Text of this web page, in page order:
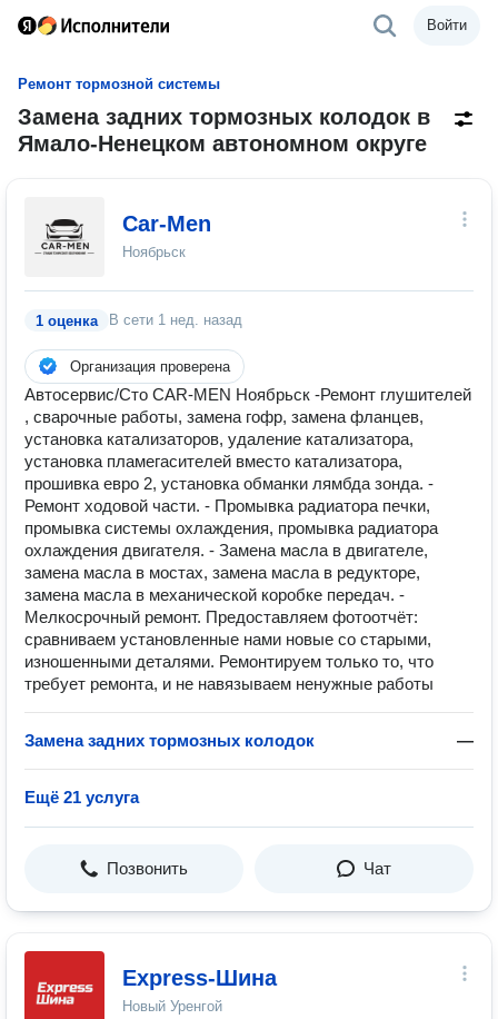
Войти
Ремонт тормозной системы
Замена задних тормозных колодок в
Ямало-Ненецком автономном округе
Car-Men
Ноябрьск
1 оценка В сети 1 нед. назад
Организация проверена
Автосервис/Сто CAR-MEN Ноябрьск -Ремонт глушителей
, сварочные работы, замена гофр, замена фланцев,
установка катализаторов, удаление катализатора,
установка пламегасителей вместо катализатора,
прошивка евро 2, установка обманки лямбда зонда. -
Ремонт ходовой части. - Промывка радиатора печки,
промывка системы охлаждения, промывка радиатора
охлаждения двигателя. - Замена масла в двигателе,
замена масла в мостах, замена масла в редукторе,
замена масла в механической коробке передач. -
Мелкосрочный ремонт. Предоставляем фотоотчёт:
сравниваем установленные нами новые со старыми,
изношенными деталями. Ремонтируем только то, что
требует ремонта, и не навязываем ненужные работы
Замена задних тормозных колодок —
Ещё 21 услуга
Позвонить Чат
Express-Шина
Новый Уренгой